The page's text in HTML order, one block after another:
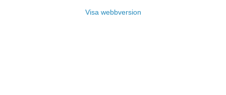
Visa webbversion